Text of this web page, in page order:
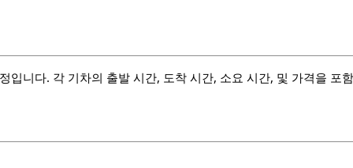
니다. 각 기차의 출발 시간, 도착 시간, 소요 시간, 및 가격을 포